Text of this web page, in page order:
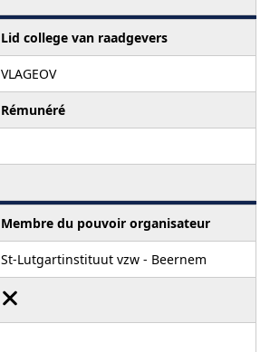
Lid college van raadgevers
VLAGEOV
Rémunéré
Membre du pouvoir organisateur
St-Lutgartinstituut vzw - Beernem